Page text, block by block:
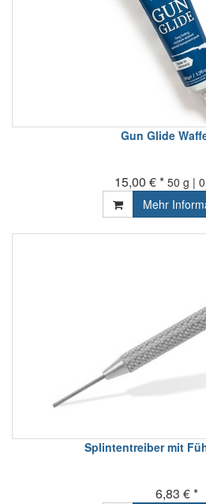
Gun Glide
15,00 € * 50 g |
Mehr
Splintentreiber mit
6,83 € *